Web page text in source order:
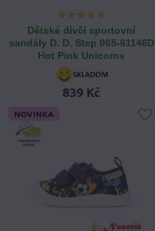
Dětské dívčí sportovní
sandály D. D. Step 065-61146D
Hot Pink Unicorns
839 Kč
NOVINKA